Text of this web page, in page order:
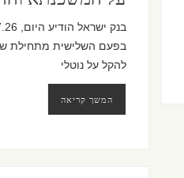
להקל על נוטלי
המשך קריאה